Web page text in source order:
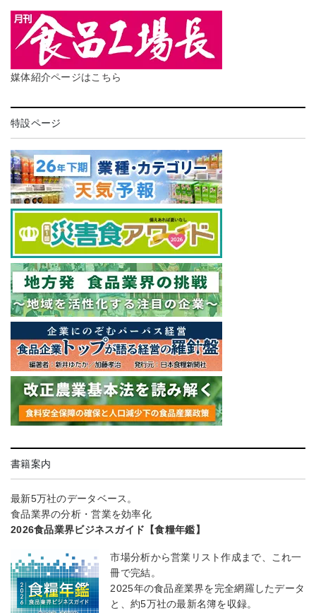
媒体紹介ページはこちら
特設ページ
書籍案内
最新5万社のデータベース。
食品業界の分析・営業を効率化
2026食品業界ビジネスガイド【食糧年鑑】
市場分析から営業リスト作成まで、これ一
冊で完結。
2025年の食品産業界を完全網羅したデータ
と、約5万社の最新名簿を収録。